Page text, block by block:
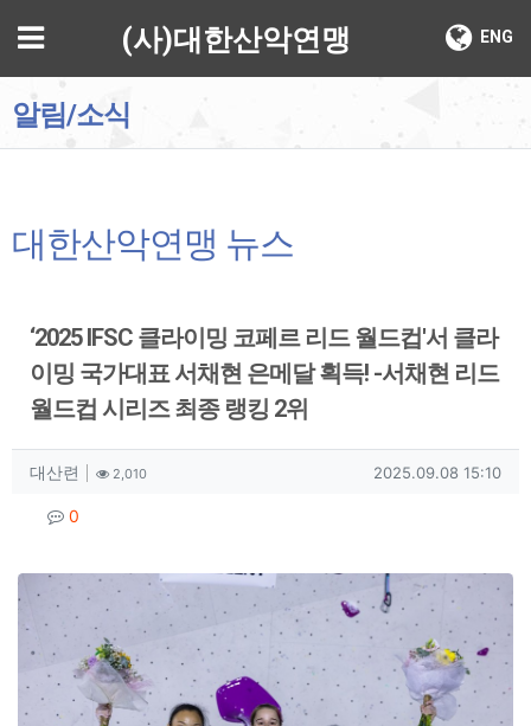
메뉴 ENG
(사)대한산악연맹
알림/소식
대한산악연맹 뉴스
‘2025 IFSC 클라이밍 코페르 리드 월드컵'서 클라
이밍 국가대표 서채현 은메달 획득! -서채현 리드
월드컵 시리즈 최종 랭킹 2위
작성자 정보
대산련 작성2,010조회 작성일
2025.09.08 15:10
컨텐츠 정보
0
본문